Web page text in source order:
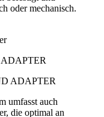
oder mechanisch.
umfasst auch
die optimal an